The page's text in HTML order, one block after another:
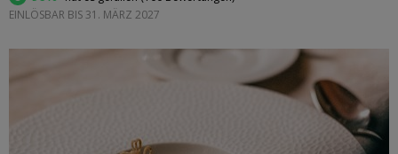
EINLÖSBAR BIS 31. MÄRZ 2027